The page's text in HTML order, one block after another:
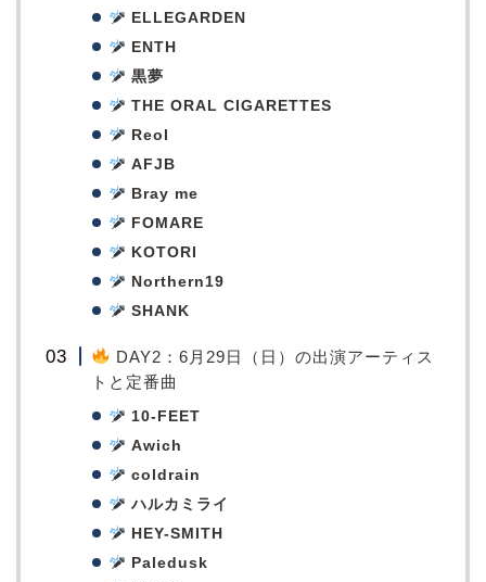
ELLEGARDEN
ENTH
黒夢
THE ORAL CIGARETTES
Reol
AFJB
Bray me
FOMARE
KOTORI
Northern19
SHANK
DAY2：6月29日（日）の出演アーティス
トと定番曲
10-FEET
Awich
coldrain
ハルカミライ
HEY-SMITH
Paledusk